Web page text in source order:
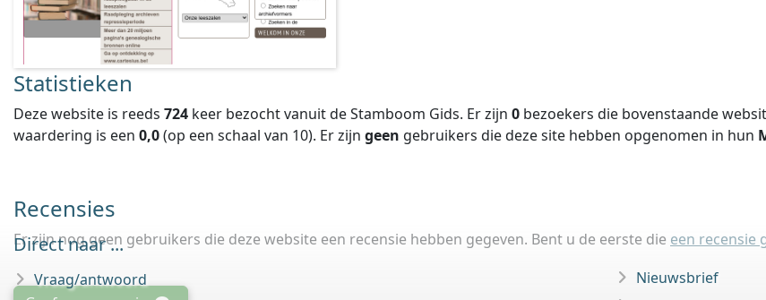
Statistieken
Deze website is reeds 724 keer bezocht vanuit de Stamboom Gids. Er zijn 0 bezoekers die bovenstaande
waardering is een 0,0(op een schaal van 10). Er zijn geen gebruikers die deze site hebben opgenomen in hun
Recensies
Er zijn nog geen gebruikers die deze website een recensie hebben gegeven. Bent u de eerste die een recensie
Direct naar ...
Vraag/antwoord
Nieuwsbrief